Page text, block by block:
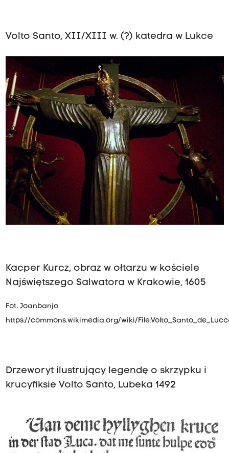
Volto Santo, XII/XIII w. (?) katedra w Lukce
Kacper Kurcz, obraz w ołtarzu w kościele
Najświętszego Salwatora w Krakowie, 1605
Fot. Joanbanjo
https://commons.wikimedia.org/wiki/
Drzeworyt ilustrujący legendę o skrzypku i
krucyfiksie Volto Santo, Lubeka 1492